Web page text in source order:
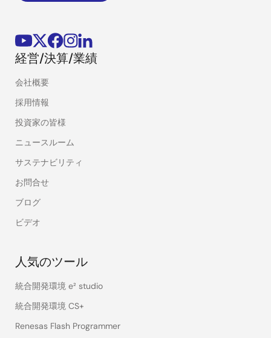
経営/決算/業績
会社概要
採用情報
投資家の皆様
ニュースルーム
サステナビリティ
お問合せ
ブログ
ビデオ
人気のツール
統合開発環境 e² studio
統合開発環境 CS+
Renesas Flash Programmer